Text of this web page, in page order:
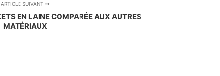
ARTICLE SUIVANT
EN LAINE COMPARÉE AUX AUTRES
MATÉRIAUX